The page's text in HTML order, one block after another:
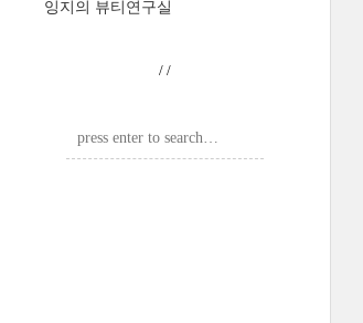
잉지의 뷰티연구실
/ /